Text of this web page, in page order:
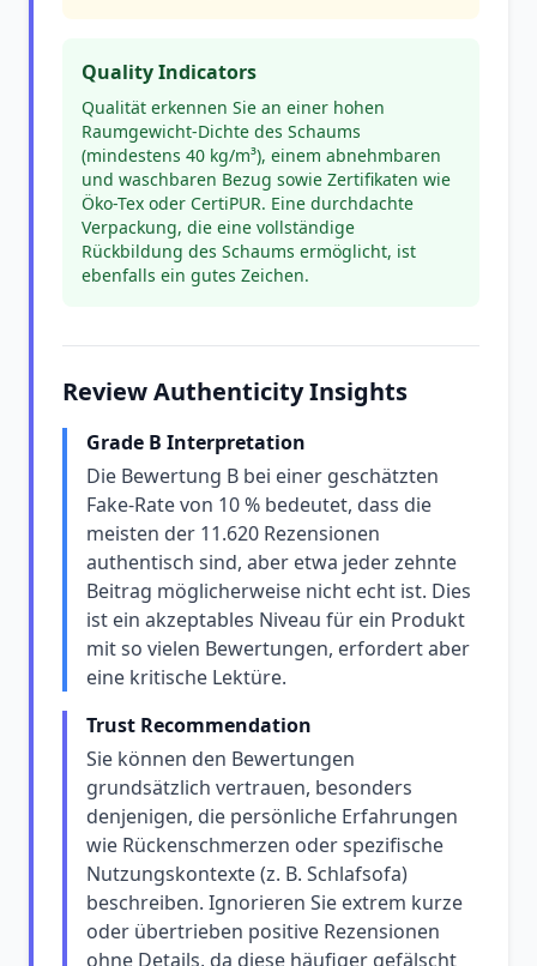
Quality Indicators
Qualität erkennen Sie an einer hohen
Raumgewicht-Dichte des Schaums
(mindestens 40 kg/m³), einem abnehmbaren
und waschbaren Bezug sowie Zertifikaten wie
Öko-Tex oder CertiPUR. Eine durchdachte
Verpackung, die eine vollständige
Rückbildung des Schaums ermöglicht, ist
ebenfalls ein gutes Zeichen.
Review Authenticity Insights
Grade B Interpretation
Die Bewertung B bei einer geschätzten
Fake-Rate von 10 % bedeutet, dass die
meisten der 11.620 Rezensionen
authentisch sind, aber etwa jeder zehnte
Beitrag möglicherweise nicht echt ist. Dies
ist ein akzeptables Niveau für ein Produkt
mit so vielen Bewertungen, erfordert aber
eine kritische Lektüre.
Trust Recommendation
Sie können den Bewertungen
grundsätzlich vertrauen, besonders
denjenigen, die persönliche Erfahrungen
wie Rückenschmerzen oder spezifische
Nutzungskontexte (z. B. Schlafsofa)
beschreiben. Ignorieren Sie extrem kurze
oder übertrieben positive Rezensionen
ohne Details, da diese häufiger gefälscht